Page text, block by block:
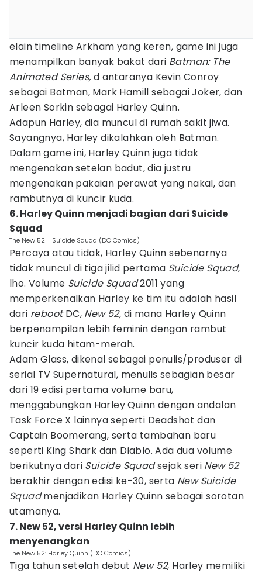
elain timeline Arkham yang keren, game ini juga
menampilkan banyak bakat dari Batman: The
Animated Series, d antaranya Kevin Conroy
sebagai Batman, Mark Hamill sebagai Joker, dan
Arleen Sorkin sebagai Harley Quinn.
Adapun Harley, dia muncul di rumah sakit jiwa.
Sayangnya, Harley dikalahkan oleh Batman.
Dalam game ini, Harley Quinn juga tidak
mengenakan setelan badut, dia justru
mengenakan pakaian perawat yang nakal, dan
rambutnya di kuncir kuda.
6. Harley Quinn menjadi bagian dari Suicide
Squad
The New 52 - Suicide Squad (DC Comics)
Percaya atau tidak, Harley Quinn sebenarnya
tidak muncul di tiga jilid pertama Suicide Squad,
lho. Volume Suicide Squad2011 yang
memperkenalkan Harley ke tim itu adalah hasil
dari rebootDC, New 52, ​​di mana Harley Quinn
berpenampilan lebih feminin dengan rambut
kuncir kuda hitam-merah.
Adam Glass, dikenal sebagai penulis/produser di
serial TV Supernatural, menulis sebagian besar
dari 19 edisi pertama volume baru,
menggabungkan Harley Quinn dengan andalan
Task Force X lainnya seperti Deadshot dan
Captain Boomerang, serta tambahan baru
seperti King Shark dan Diablo. Ada dua volume
berikutnya dari Suicide Squadsejak seri New 52
berakhir dengan edisi ke-30, serta New Suicide
Squadmenjadikan Harley Quinn sebagai sorotan
utamanya.
7. New 52, versi Harley Quinn lebih
menyenangkan
The New 52: Harley Quinn (DC Comics)
Tiga tahun setelah debut New 52, ​​Harley memiliki